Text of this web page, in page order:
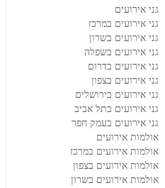
גני אירועים
גני אירועים במרכז
גני אירועים בשרון
גני אירועים בשפלה
גני אירועים בדרום
גני אירועים בצפון
גני אירועים בירושלים
גני אירועים בתל אביב
גני אירועים בעמק חפר
אולמות אירועים
אולמות אירועים במרכז
אולמות אירועים בצפון
אולמות אירועים בשרון